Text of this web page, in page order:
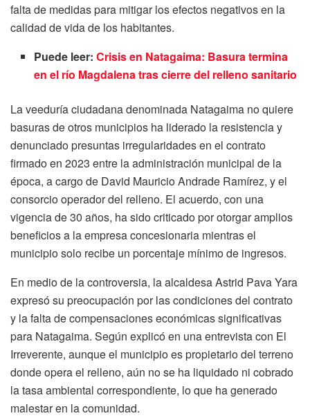
falta de medidas para mitigar los efectos negativos en la
calidad de vida de los habitantes.
Puede leer:Crisis en Natagaima: Basura termina
en el río Magdalena tras cierre del relleno sanitario
La veeduría ciudadana denominada Natagaima no quiere
basuras de otros municipios ha liderado la resistencia y
denunciado presuntas irregularidades en el contrato
firmado en 2023 entre la administración municipal de la
época, a cargo de David Mauricio Andrade Ramírez, y el
consorcio operador del relleno. El acuerdo, con una
vigencia de 30 años, ha sido criticado por otorgar amplios
beneficios a la empresa concesionaria mientras el
municipio solo recibe un porcentaje mínimo de ingresos.
En medio de la controversia, la alcaldesa Astrid Pava Yara
expresó su preocupación por las condiciones del contrato
y la falta de compensaciones económicas significativas
para Natagaima. Según explicó en una entrevista con El
Irreverente, aunque el municipio es propietario del terreno
donde opera el relleno, aún no se ha liquidado ni cobrado
la tasa ambiental correspondiente, lo que ha generado
malestar en la comunidad.